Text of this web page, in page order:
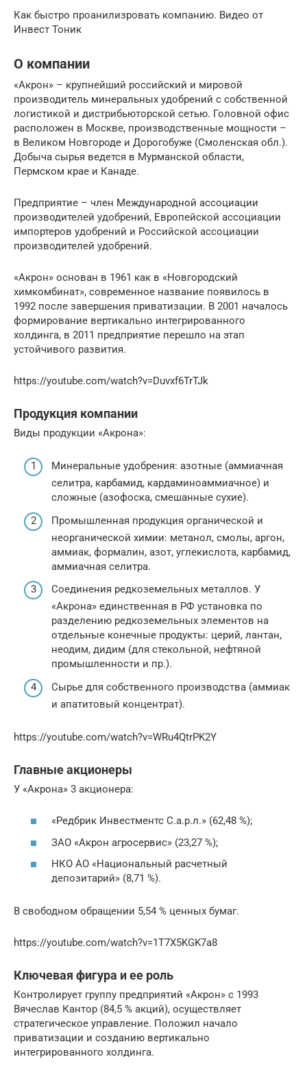
Как быстро проанилизровать компанию. Видео от
Инвест Тоник
О компании
«Акрон» – крупнейший российский и мировой
производитель минеральных удобрений с собственной
логистикой и дистрибьюторской сетью. Головной офис
расположен в Москве, производственные мощности –
в Великом Новгороде и Дорогобуже (Смоленская обл.).
Добыча сырья ведется в Мурманской области,
Пермском крае и Канаде.
Предприятие – член Международной ассоциации
производителей удобрений, Европейской ассоциации
импортеров удобрений и Российской ассоциации
производителей удобрений.
«Акрон» основан в 1961 как в «Новгородский
химкомбинат», современное название появилось в
1992 после завершения приватизации. В 2001 началось
формирование вертикально интегрированного
холдинга, в 2011 предприятие перешло на этап
устойчивого развития.
https://youtube.com/watch?v=Duvxf6TrTJk
Продукция компании
Виды продукции «Акрона»:
Минеральные удобрения: азотные (аммиачная
селитра, карбамид, кардаминоаммиачное) и
сложные (азофоска, смешанные сухие).
Промышленная продукция органической и
неорганической химии: метанол, смолы, аргон,
аммиак, формалин, азот, углекислота, карбамид,
аммиачная селитра.
Соединения редкоземельных металлов. У
«Акрона» единственная в РФ установка по
разделению редкоземельных элементов на
отдельные конечные продукты: церий, лантан,
неодим, дидим (для стекольной, нефтяной
промышленности и пр.).
Сырье для собственного производства (аммиак
и апатитовый концентрат).
https://youtube.com/watch?v=WRu4QtrPK2Y
Главные акционеры
У «Акрона» 3 акционера:
«Редбрик Инвестментс С.а.р.л.» (62,48 %);
ЗАО «Акрон агросервис» (23,27 %);
НКО АО «Национальный расчетный
депозитарий» (8,71 %).
В свободном обращении 5,54 % ценных бумаг.
https://youtube.com/watch?v=1T7X5KGK7a8
Ключевая фигура и ее роль
Контролирует группу предприятий «Акрон» с 1993
Вячеслав Кантор (84,5 % акций), осуществляет
стратегическое управление. Положил начало
приватизации и созданию вертикально
интегрированного холдинга.